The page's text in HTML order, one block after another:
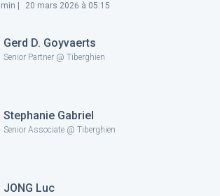
min | 20 mars 2026 à 05:15
Gerd D. Goyvaerts
Senior Partner @ Tiberghien
Stephanie Gabriel
Senior Associate @ Tiberghien
JONG Luc